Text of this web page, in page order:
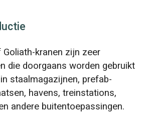
kranen zijn zeer
die doorgaans worden gebruikt
staalmagazijnen, prefab-
havens, treinstations,
andere buitentoepassingen.